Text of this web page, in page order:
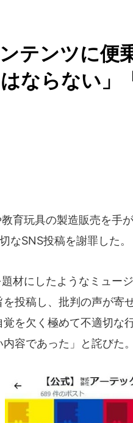
テンツに
ならない」
育玩具の製造販売を手
なSNS投稿を謝罪した。
材にしたようなミュー
を投稿し、批判の声が寄
覚を欠く極めて不適切な
容であった」と詫びた。